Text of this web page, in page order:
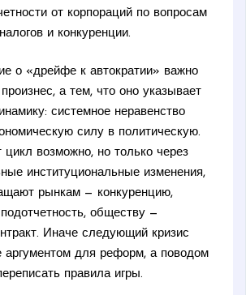
от корпораций по вопросам
и конкуренции.
о «дрейфе к автократии» важно
а тем, что оно указывает
системное неравенство
силу в политическую.
цикл возможно, но только через
институциональные изменения,
рынкам — конкуренцию,
обществу —
Иначе следующий кризис
аргументом для реформ, а поводом
правила игры.